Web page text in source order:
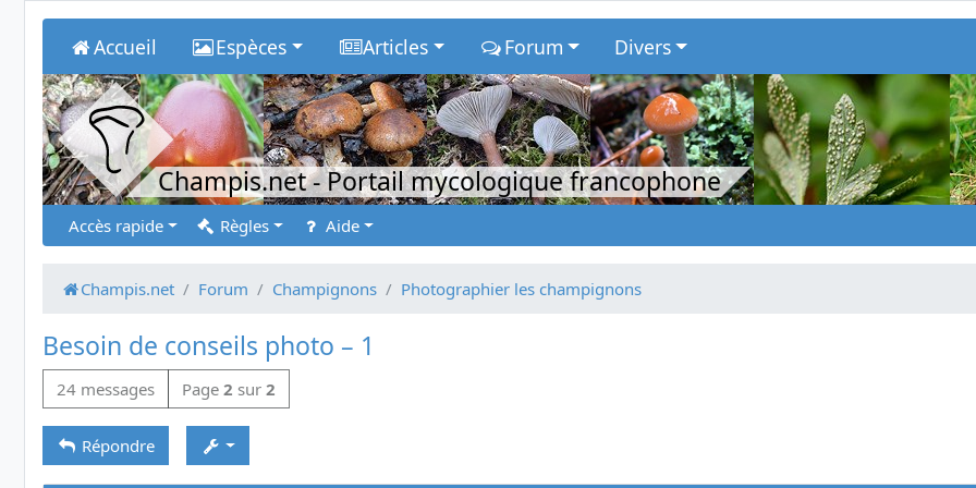
Accueil Espèces Articles Forum Divers
Champis.net- Portail mycologique francophone
Accès rapide Règles Aide
Champis.net Forum Champignons Photographier les champignons
Besoin de conseils photo – 1
24 messages Page 2 sur 2
Répondre